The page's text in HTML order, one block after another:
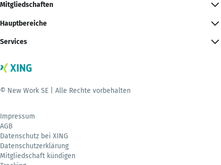
Mitgliedschaften
Hauptbereiche
Services
© New Work SE | Alle Rechte vorbehalten
Impressum
AGB
Datenschutz bei XING
Datenschutzerklärung
Mitgliedschaft kündigen